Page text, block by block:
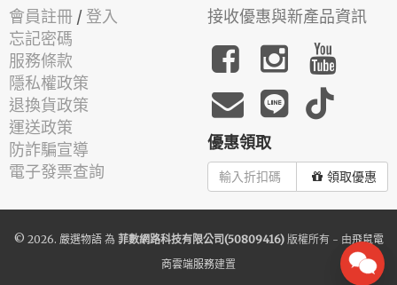
會員註冊 / 登入
忘記密碼
服務條款
隱私權政策
退換貨政策
運送政策
防詐騙宣導
電子發票查詢
接收優惠與新產品資訊
優惠領取
領取優惠
© 2026. 嚴選物語為 菲數網路科技有限公司(50809416)版權所有 - 由飛鼠電
商雲端服務建置